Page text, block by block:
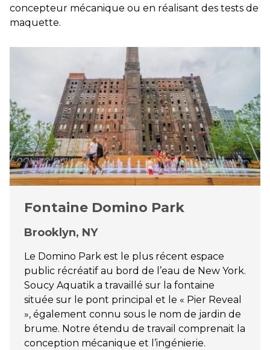
concepteur mécanique ou en réalisant des tests de
maquette.
Fontaine Domino Park
Brooklyn, NY
Le Domino Park est le plus récent espace
public récréatif au bord de l’eau de New York.
Soucy Aquatik a travaillé sur la fontaine
située sur le pont principal et le « Pier Reveal
», également connu sous le nom de jardin de
brume. Notre étendu de travail comprenait la
conception mécanique et l’ingénierie.